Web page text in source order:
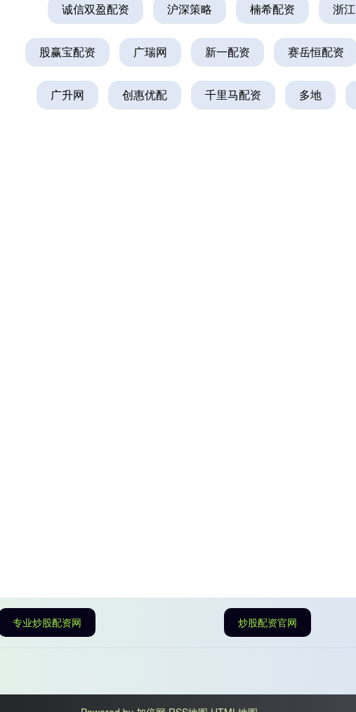
诚信双盈配资 沪深策略 楠希配资 浙江
股赢宝配资 广瑞网 新一配资 赛岳恒配资
广升网 创惠优配 千里马配资 多地
专业炒股配资网 炒股配资官网